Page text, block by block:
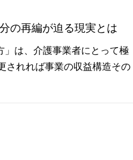
の再編が迫る現実とは
」は、介護事業者にとって極
されれば事業の収益構造その